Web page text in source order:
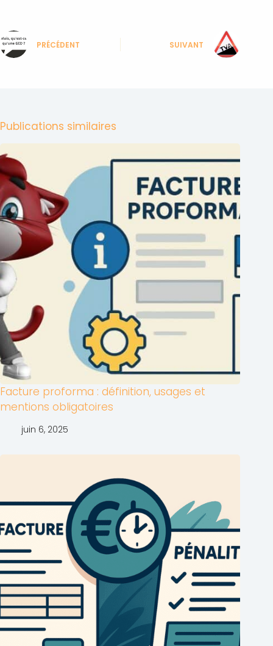
PRÉCÉDENT SUIVANT
Publications similaires
Facture proforma : définition, usages et
mentions obligatoires
juin 6, 2025